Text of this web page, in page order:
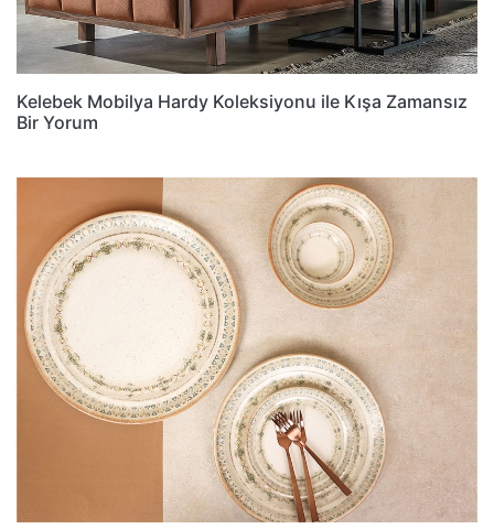
Kelebek Mobilya Hardy Koleksiyonu ile Kışa Zamansız
Bir Yorum